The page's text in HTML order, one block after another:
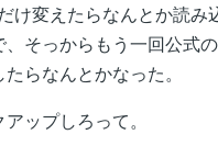
け変えたらなんとか読み
、そっからもう一回公式
らなんとかなった。
ップしろって。